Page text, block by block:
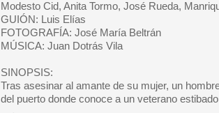
Modesto Cid, Anita Tormo, José Rueda,
GUIÓN: Luis Elías
FOTOGRAFÍA: José María Beltrán
MÚSICA: Juan Dotrás Vila
SINOPSIS:
Tras asesinar al amante de su mujer, un
del puerto donde conoce a un veterano